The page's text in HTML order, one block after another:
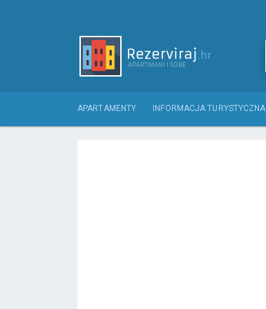
APARTAMENTY INFORMACJA TURYSTYCZNA